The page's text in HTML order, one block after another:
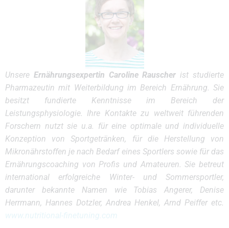
Unsere Ernährungsexpertin Caroline Rauscher ist studierte
Pharmazeutin mit Weiterbildung im Bereich Ernährung. Sie
besitzt fundierte Kenntnisse im Bereich der
Leistungsphysiologie. Ihre Kontakte zu weltweit führenden
Forschern nutzt sie u.a. für eine optimale und individuelle
Konzeption von Sportgetränken, für die Herstellung von
Mikronährstoffen je nach Bedarf eines Sportlers sowie für das
Ernährungscoaching von Profis und Amateuren. Sie betreut
international erfolgreiche Winter- und Sommersportler,
darunter bekannte Namen wie Tobias Angerer, Denise
Herrmann, Hannes Dotzler, Andrea Henkel, Arnd Peiffer etc.
www.nutritional-finetuning.com